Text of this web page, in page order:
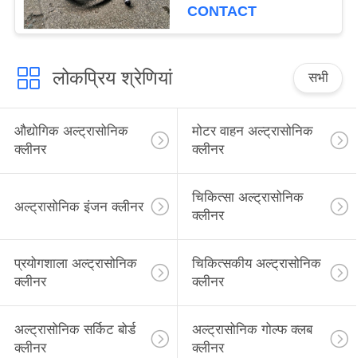
CONTACT
लोकप्रिय श्रेणियां सभी
औद्योगिक अल्ट्रासोनिक
क्लीनर
मोटर वाहन अल्ट्रासोनिक
क्लीनर
अल्ट्रासोनिक इंजन क्लीनर
चिकित्सा अल्ट्रासोनिक
क्लीनर
प्रयोगशाला अल्ट्रासोनिक
क्लीनर
चिकित्सकीय अल्ट्रासोनिक
क्लीनर
अल्ट्रासोनिक सर्किट बोर्ड
क्लीनर
अल्ट्रासोनिक गोल्फ क्लब
क्लीनर